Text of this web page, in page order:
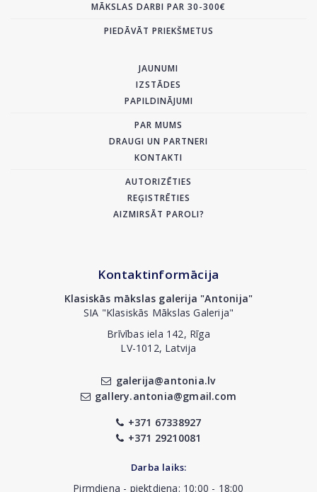
MĀKSLAS DARBI PAR 30-300€
PIEDĀVĀT PRIEKŠMETUS
JAUNUMI
IZSTĀDES
PAPILDINĀJUMI
PAR MUMS
DRAUGI UN PARTNERI
KONTAKTI
AUTORIZĒTIES
REĢISTRĒTIES
AIZMIRSĀT PAROLI?
Kontaktinformācija
Klasiskās mākslas galerija "Antonija"
SIA "Klasiskās Mākslas Galerija"
Brīvības iela 142, Rīga
LV-1012, Latvija
galerija@antonia.lv
gallery.antonia@gmail.com
+371 67338927
+371 29210081
Darba laiks:
Pirmdiena - piektdiena: 10:00 - 18:00